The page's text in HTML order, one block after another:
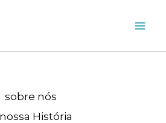
sobre nós
História